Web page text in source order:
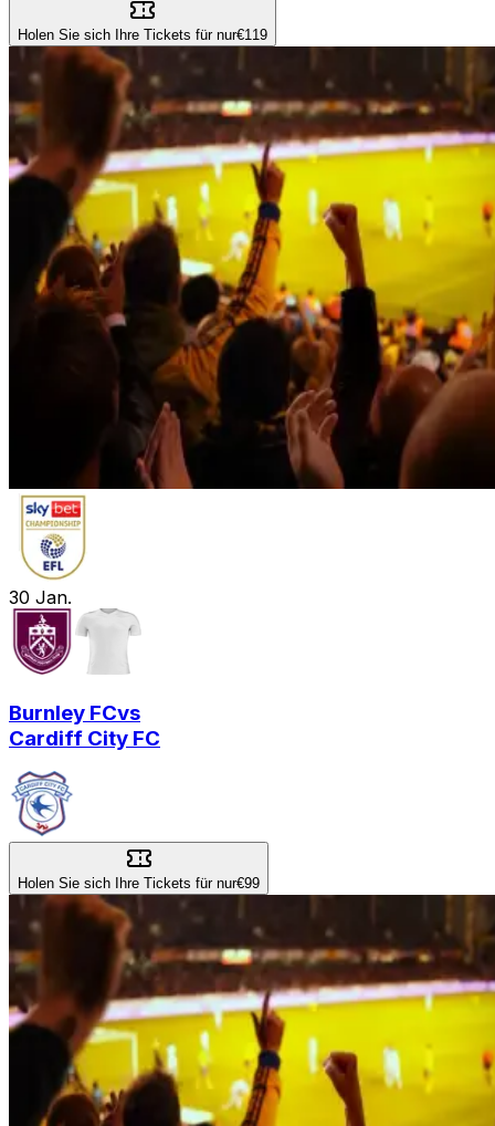
Holen Sie sich Ihre Tickets für nur€119
30 Jan.
Burnley FCvs
Cardiff City FC
Holen Sie sich Ihre Tickets für nur€99